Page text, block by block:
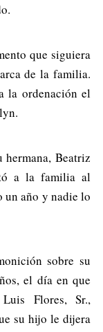
que siguiera
de la familia.
la ordenación el
Beatriz
a la familia al
un año y nadie lo
sobre su
el día en que
Flores, Sr.,
su hijo le dijera